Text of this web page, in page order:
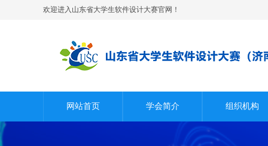
欢迎进入山东省大学生软件设计大赛官网！
网站首页 学会简介 组织机构